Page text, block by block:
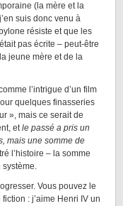
(la mère et la
suis donc venu à
résiste et que les
pas écrite – peut-être
jeune mère et de la
l’intrigue d’un film
quelques finasseries
», mais ce serait de
etle passé a pris un
mais une somme de
l’histoire – la somme
système.
Vous pouvez le
: j’aime Henri IV un